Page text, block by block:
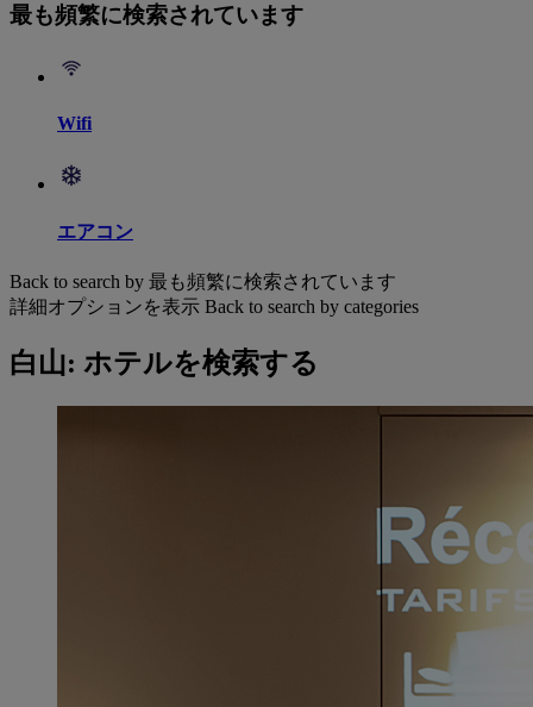
最も頻繁に検索されています
Wifi
エアコン
Back to search by 最も頻繁に検索されています
詳細オプションを表示 Back to search by categories
白山: ホテルを検索する